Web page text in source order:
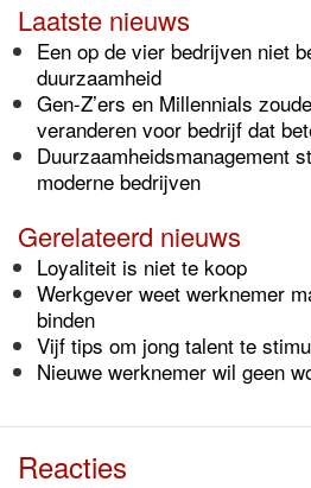
Laatste nieuws
Een op de vier bedrijven niet
duurzaamheid
Gen-Z’ers en Millennials
veranderen voor bedrijf dat
Duurzaamheidsmanagement
moderne bedrijven
Gerelateerd nieuws
Loyaliteit is niet te koop
Werkgever weet werknemer
binden
Vijf tips om jong talent te
Nieuwe werknemer wil geen
Reacties